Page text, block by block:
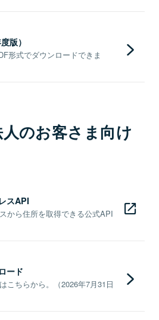
版）
形式でダウンロードできま
のお客さま向け
スAPI
から住所を取得できる公式API
ード
こちらから。（2026年7月31日